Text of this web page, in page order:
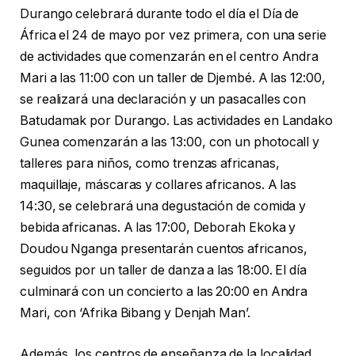
Durango celebrará durante todo el día el Día de
África el 24 de mayo por vez primera, con una serie
de actividades que comenzarán en el centro Andra
Mari a las 11:00 con un taller de Djembé. A las 12:00,
se realizará una declaración y un pasacalles con
Batudamak por Durango. Las actividades en Landako
Gunea comenzarán a las 13:00, con un photocall y
talleres para niños, como trenzas africanas,
maquillaje, máscaras y collares africanos. A las
14:30, se celebrará una degustación de comida y
bebida africanas. A las 17:00, Deborah Ekoka y
Doudou Nganga presentarán cuentos africanos,
seguidos por un taller de danza a las 18:00. El día
culminará con un concierto a las 20:00 en Andra
Mari, con ‘Afrika Bibang y Denjah Man’.